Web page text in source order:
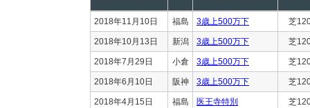
2018年11月10日 福島 3歳上500万下 芝
2018年10月13日 新潟 3歳上500万下 芝
2018年7月29日 小倉 3歳上500万下 芝
2018年6月10日 阪神 3歳上500万下 芝
2018年4月15日 福島 医王寺特別 芝